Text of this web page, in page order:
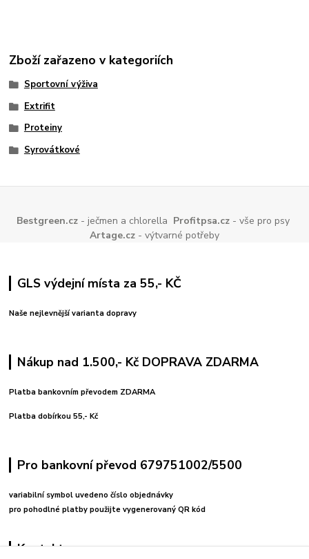
Zboží zařazeno v kategoriích
Sportovní výživa
Extrifit
Proteiny
Syrovátkové
Bestgreen.cz - ječmen a chlorella Profitpsa.cz - vše pro psy
Artage.cz - výtvarné potřeby
GLS výdejní místa za 55,- KČ
Naše nejlevnější varianta dopravy
Nákup nad 1.500,- Kč DOPRAVA ZDARMA
Platba bankovním převodem ZDARMA
Platba dobírkou 55,- Kč
Pro bankovní převod 679751002/5500
variabilní symbol uvedeno číslo objednávky
pro pohodlné platby použijte vygenerovaný QR kód
Kontakty